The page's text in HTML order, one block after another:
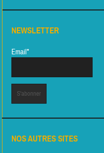
NEWSLETTER
Email*
NOS AUTRES SITES